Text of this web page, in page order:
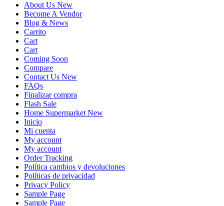
About Us New
Become A Vendor
Blog & News
Carrito
Cart
Cart
Coming Soon
Compare
Contact Us New
FAQs
Finalizar compra
Flash Sale
Home Supermarket New
Inicio
Mi cuenta
My account
My account
Order Tracking
Política cambios y devoluciones
Políticas de privacidad
Privacy Policy
Sample Page
Sample Page